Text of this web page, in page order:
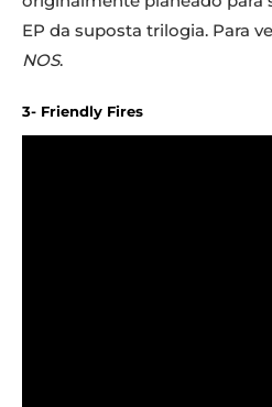
EP da suposta trilogia. Para
NOS.
3- Friendly Fires